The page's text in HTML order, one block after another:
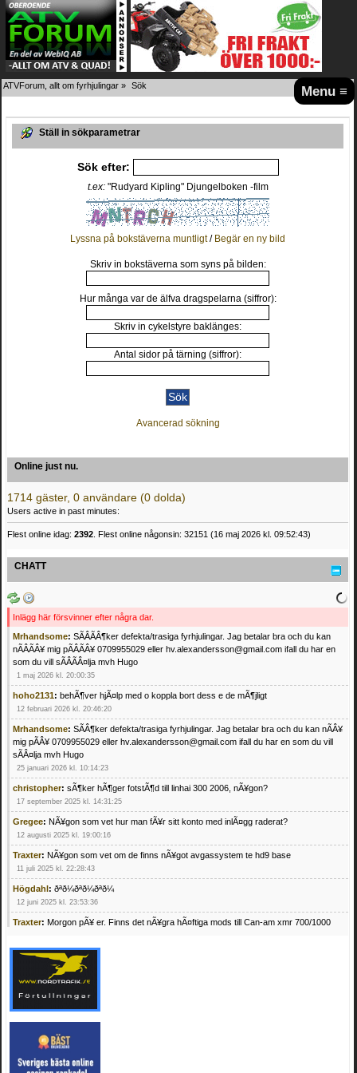
Menu ≡
ATVForum, allt om fyrhjulingar » Sök
Ställ in sökparametrar
Sök efter:
t.ex:"Rudyard Kipling" Djungelboken -film
Lyssna på bokstäverna muntligt/ Begär en ny bild
Skriv in bokstäverna som syns på bilden:
Hur många var de älfva dragspelarna (siffror):
Skriv in cykelstyre baklänges:
Antal sidor på tärning (siffror):
Avancerad sökning
Online just nu.
1714 gäster, 0 användare (0 dolda)
Users active in past minutes:
Flest online idag: 2392 . Flest online någonsin: 32151 (16 maj 2026 kl. 09:52:43)
CHATT
Inlägg här försvinner efter några dar.
Mrhandsome: SÃÂÃÂ¶ker defekta/trasiga fyrhjulingar. Jag betalar bra och du kan
nÃÂÃÂ¥ mig pÃÂÃÂ¥ 0709955029 eller hv.alexandersson@gmail.com ifall du har en
som du vill sÃÂÃÂ¤lja mvh Hugo
1 maj 2026 kl. 20:00:35
hoho2131: behÃ¶ver hjÃ¤lp med o koppla bort dess e de mÃ¶jligt
12 februari 2026 kl. 20:46:20
Mrhandsome: SÃÂ¶ker defekta/trasiga fyrhjulingar. Jag betalar bra och du kan nÃÂ¥
mig pÃÂ¥ 0709955029 eller hv.alexandersson@gmail.com ifall du har en som du vill
sÃÂ¤lja mvh Hugo
25 januari 2026 kl. 10:14:23
christopher: sÃ¶ker hÃ¶ger fotstÃ¶d till linhai 300 2006, nÃ¥gon?
17 september 2025 kl. 14:31:25
Gregee: NÃ¥gon som vet hur man fÃ¥r sitt konto med inlÃ¤gg raderat?
12 augusti 2025 kl. 19:00:16
Traxter: NÃ¥gon som vet om de finns nÃ¥got avgassystem te hd9 base
11 juli 2025 kl. 22:28:43
Högdahl: ðªð¼ðªð¼ðªð¼
12 juni 2025 kl. 23:53:36
Traxter: Morgon pÃ¥ er. Finns det nÃ¥gra hÃ¤ftiga mods till Can-am xmr 700/1000
Mrhandsome:SÃ¶ker defekta/trasiga fyrhjulingar. Jag betalar bra och du kan nÃ¥ mig
pÃ¥ 0709955029 eller hv.alexandersson@gmail.com ifall du har en som du vill sÃ¤lja
mvh Hugo
21 februari 2025 kl. 09:25:52
Oscar5:NÃ¥gon som vet vad man kan begÃ¤ra fÃ¶r en Honda TRX 350 FE 2005
4 februari 2025 kl. 19:20:50
Oscar5:44